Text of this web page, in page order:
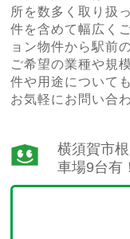
所を数多く取り扱
件を含めて幅広く
ョン物件から駅前
ご希望の業種や規
件や用途について
お気軽にお問い合
横須賀市
車場9台有！